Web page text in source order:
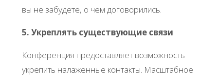
вы не забудете, о чем договорились.
5. Укреплять существующие связи
Конференция предоставляет возможность
укрепить налаженные контакты. Масштабное